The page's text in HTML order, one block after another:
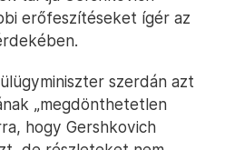
erőfeszítéseket ígér az
szerdán azt
„megdönthetetlen
hogy Gershkovich